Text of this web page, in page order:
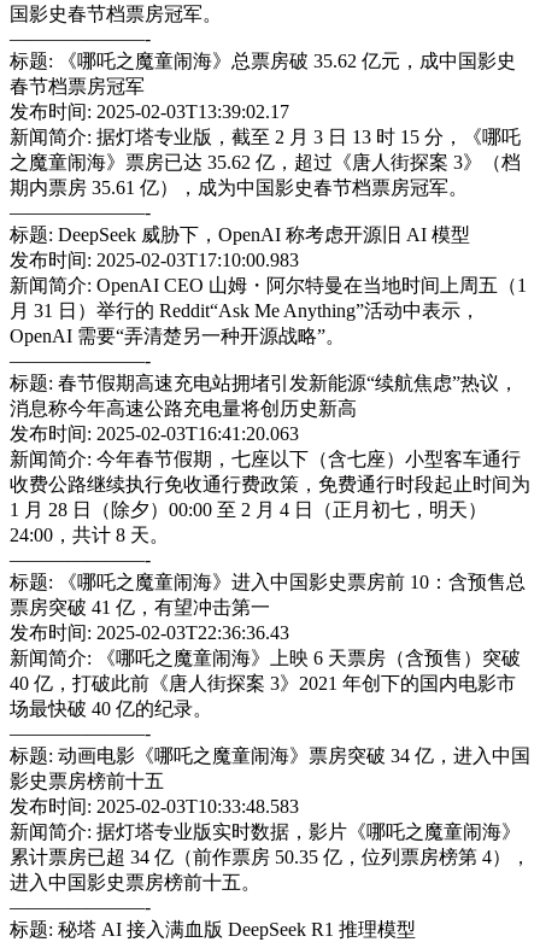
国影史春节档票房冠军。
———————-
标题: 《哪吒之魔童闹海》总票房破 35.62 亿元，成中国影史
春节档票房冠军
发布时间: 2025-02-03T13:39:02.17
新闻简介: 据灯塔专业版，截至 2 月 3 日 13 时 15 分，《哪吒
之魔童闹海》票房已达 35.62 亿，超过《唐人街探案 3》（档
期内票房 35.61 亿），成为中国影史春节档票房冠军。
———————-
标题: DeepSeek 威胁下，OpenAI 称考虑开源旧 AI 模型
发布时间: 2025-02-03T17:10:00.983
新闻简介: OpenAI CEO 山姆・阿尔特曼在当地时间上周五（1
月 31 日）举行的 Reddit“Ask Me Anything”活动中表示，
OpenAI 需要“弄清楚另一种开源战略”。
———————-
标题: 春节假期高速充电站拥堵引发新能源“续航焦虑”热议，
消息称今年高速公路充电量将创历史新高
发布时间: 2025-02-03T16:41:20.063
新闻简介: 今年春节假期，七座以下（含七座）小型客车通行
收费公路继续执行免收通行费政策，免费通行时段起止时间为
1 月 28 日（除夕）00:00 至 2 月 4 日（正月初七，明天）
24:00，共计 8 天。
———————-
标题: 《哪吒之魔童闹海》进入中国影史票房前 10：含预售总
票房突破 41 亿，有望冲击第一
发布时间: 2025-02-03T22:36:36.43
新闻简介: 《哪吒之魔童闹海》上映 6 天票房（含预售）突破
40 亿，打破此前《唐人街探案 3》2021 年创下的国内电影市
场最快破 40 亿的纪录。
———————-
标题: 动画电影《哪吒之魔童闹海》票房突破 34 亿，进入中国
影史票房榜前十五
发布时间: 2025-02-03T10:33:48.583
新闻简介: 据灯塔专业版实时数据，影片《哪吒之魔童闹海》
累计票房已超 34 亿（前作票房 50.35 亿，位列票房榜第 4），
进入中国影史票房榜前十五。
———————-
标题: 秘塔 AI 接入满血版 DeepSeek R1 推理模型